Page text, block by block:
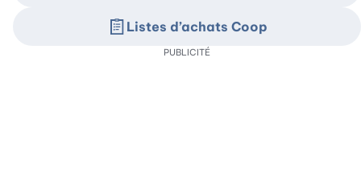
Listes d’achats Coop
PUBLICITÉ